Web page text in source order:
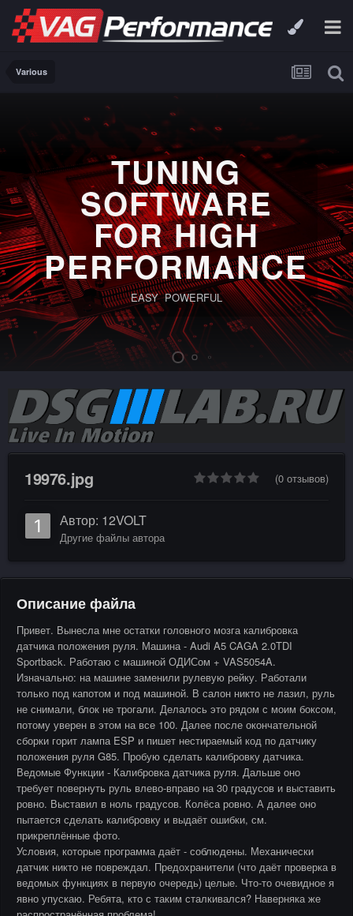
Various
TUNING
SOFTWARE
FOR HIGH
PERFORMANCE
EASY POWERFUL
19976.jpg (0 отзывов)
Автор: 12VOLT
Другие файлы автора
Описание файла
Привет. Вынесла мне остатки головного мозга калибровка
датчика положения руля. Машина - Audi A5 CAGA 2.0TDI
Sportback. Работаю с машиной ОДИСом + VAS5054A.
Изначально: на машине заменили рулевую рейку. Работали
только под капотом и под машиной. В салон никто не лазил, руль
не снимали, блок не трогали. Делалось это рядом с моим боксом,
потому уверен в этом на все 100. Далее после окончательной
сборки горит лампа ESP и пишет нестираемый код по датчику
положения руля G85. Пробую сделать калибровку датчика.
Ведомые Функции - Калибровка датчика руля. Дальше оно
требует повернуть руль влево-вправо на 30 градусов и выставить
ровно. Выставил в ноль градусов. Колёса ровно. А далее оно
пытается сделать калибровку и выдаёт ошибки, см.
прикреплённые фото.
Условия, которые программа даёт - соблюдены. Механически
датчик никто не повреждал. Предохранители (что даёт проверка в
ведомых функциях в первую очередь) целые. Что-то очевидное я
явно упускаю. Ребята, кто с таким сталкивался? Наверняка же